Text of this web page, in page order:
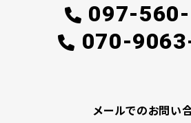
097-
070-
メールでのお問い